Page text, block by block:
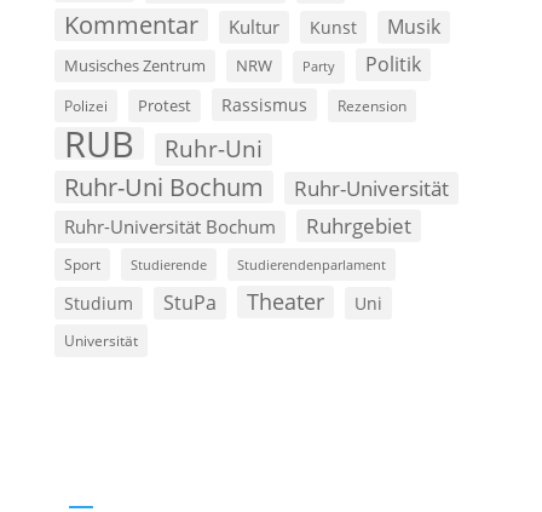
Kommentar Kultur Kunst Musik
Musisches Zentrum NRW Party Politik
Polizei Protest Rassismus Rezension
RUB Ruhr-Uni
Ruhr-Uni Bochum Ruhr-Universität
Ruhr-Universität Bochum Ruhrgebiet
Sport Studierende Studierendenparlament
Studium StuPa Theater Uni
Universität